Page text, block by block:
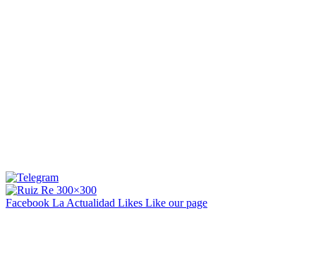
Facebook La Actualidad Likes Like our page